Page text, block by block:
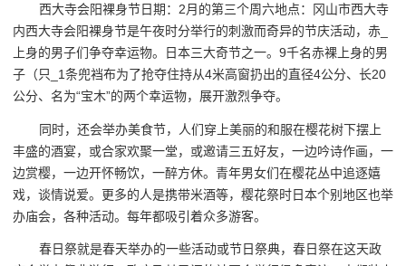
西大寺会阳裸身节日期：2月的第三个周六地点：冈山市西大寺
内西大寺会阳裸身节是午夜时分举行的刺激而奇异的节庆活动，赤_
上身的男子们争夺幸运物。日本三大奇节之一。9千名赤裸上身的男
子（只_1条兜裆布为了抢夺住持从4米高窗扔出的直径4公分、长20
公分、名为“宝木”的两个幸运物，展开激烈争夺。
同时，还会举办美食节，人们穿上美丽的和服在樱花树下摆上
丰盛的酒宴，或合家欢聚一堂，或邀请三五好友，一边吟诗作画，一
边赏樱，一边开怀畅饮，一醉方休。青年男女们在樱花丛中追逐嬉
戏，谈情说爱。更多的人是携带米酒等，樱花祭时日本个别地区也举
办庙会，各种活动。每年都吸引着众多游客。
春日祭就是春天举办的一些活动或节日祭典，春日祭在这天政